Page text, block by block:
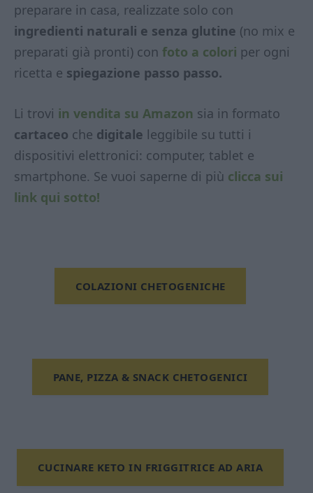
preparare in casa, realizzate solo con
ingredienti naturali e senza glutine (no mix e
preparati già pronti) con foto a colori per ogni
ricetta e spiegazione passo passo.
Li trovi in vendita su Amazon sia in formato
cartaceo che digitale leggibile su tutti i
dispositivi elettronici: computer, tablet e
smartphone. Se vuoi saperne di più clicca sui
link qui sotto!
COLAZIONI CHETOGENICHE
PANE, PIZZA & SNACK CHETOGENICI
CUCINARE KETO IN FRIGGITRICE AD ARIA